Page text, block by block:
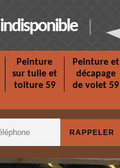
indisponible
Peinture
sur tuile et
toiture 59
Peinture et
décapage
de volet 59